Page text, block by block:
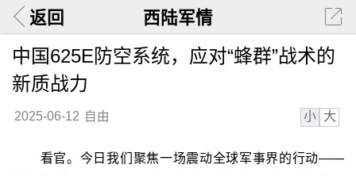
返回 西陆军情
中国625E防空系统，应对“蜂群”战术的
新质战力
2025-06-12 自由 小 大
看官。今日我们聚焦一场震动全球军事界的行动——